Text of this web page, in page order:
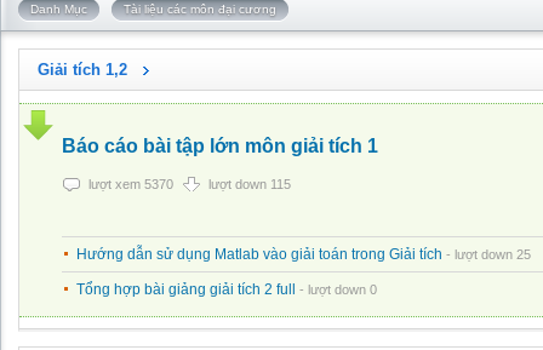
Danh Mục Tài liệu các môn đại cương
Giải tích 1,2
Báo cáo bài tập lớn môn giải tích 1
lượt xem 5370 lượt down 115
Hướng dẫn sử dụng Matlab vào giải toán trong Giải tích - lượt down 25
Tổng hợp bài giảng giải tích 2 full - lượt down 0